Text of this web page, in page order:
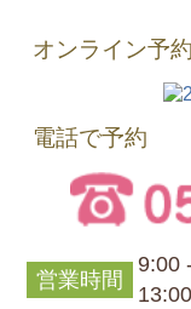
オンライン予
電話で予約
営業時間
9:00